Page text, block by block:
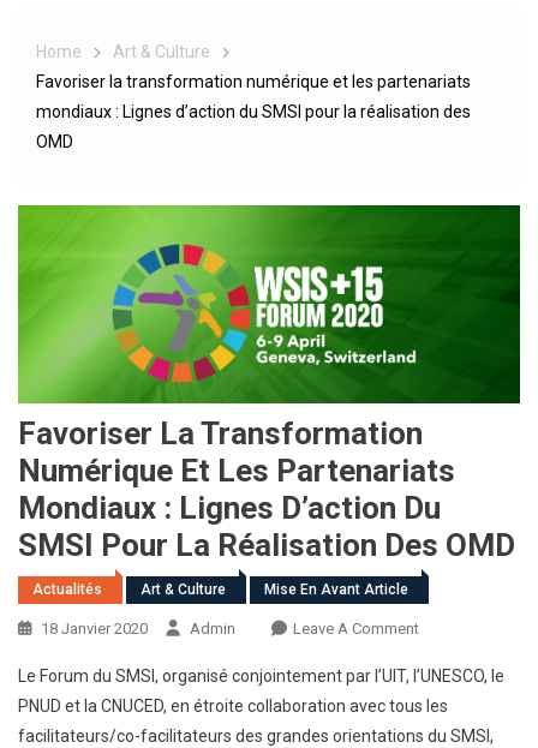
Home
Art & Culture
Favoriser la transformation numérique et les partenariats
mondiaux : Lignes d’action du SMSI pour la réalisation des
OMD
Favoriser La Transformation
Numérique Et Les Partenariats
Mondiaux : Lignes D’action Du
SMSI Pour La Réalisation Des OMD
Actualités Art & Culture Mise En Avant Article
18 Janvier 2020 Admin Leave A CommentOn
La
Transformation
Numérique
Le Forum du SMSI, organisé conjointement par l’UIT, l’UNESCO, le
PNUD et la CNUCED, en étroite collaboration avec tous les
facilitateurs/co-facilitateurs des grandes orientations du SMSI,